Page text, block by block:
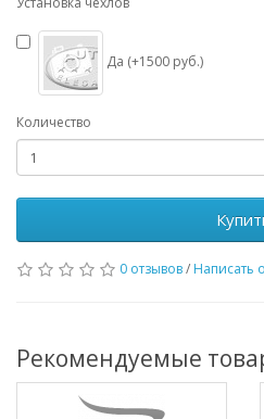
Да (+1500 руб.)
Количество
0 отзывов/ Написать
Рекомендуемые